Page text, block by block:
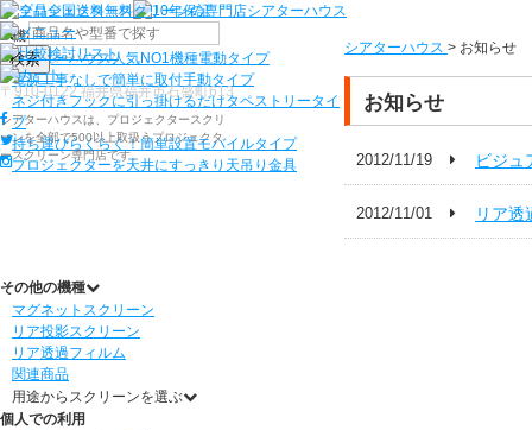
検索
シアターハウス > お知らせ
お知らせ
2012/11/19 ビジュ
2012/11/01 リア
機種から選ぶ
シアターハウス人気NO1機種電動タイプ
電源工事なしで簡単に取付手動タイプ
ネジ付きフックに引っ掛けるだけタペストリータイ
プ
持ち運びらくらく！簡単設置モバイルタイプ
プロジェクターを天井にすっきり 天吊り金具
その他の機種
マグネットスクリーン
リア投影スクリーン
リア透過フィルム
関連商品
用途からスクリーンを選ぶ
個人での利用
〒910-0122 福井県福井市石盛町613
シアターハウスは、プロジェクタースクリ
ーンを全部で500以上取扱うプロジェクタ
ースクリーン専門店です。